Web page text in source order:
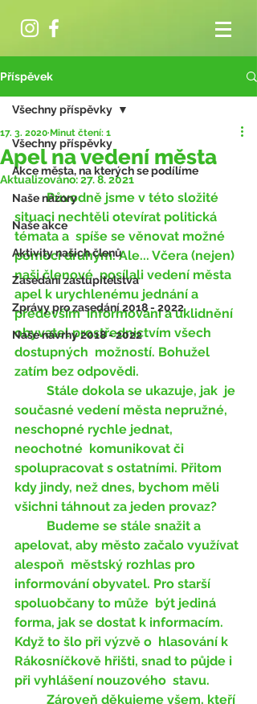
Příspěvek
Všechny příspěvky
Akce města, na kterých se podílíme
Naše názory
Naše akce
Aktivity našich členů
Zasedání zastupitelstva
Zprávy pro zasedání 2018 - 2022
Naše návrhy 2018 - 2022
Všechny příspěvky
Apel na vedení města
17. 3. 2020 Minut čtení: 1
Aktualizováno:27. 8. 2021
	Původně jsme v této složité
situaci nechtěli otevírat politická
témata a  spíše se věnovat možné
pomoci druhým. Ale... Včera (nejen)
naši členové  posílali vedení města
apel k urychlenému jednání a
především  informování a uklidnění
obyvatel prostřednictvím všech
dostupných  možností. Bohužel
zatím bez odpovědi.
současné vedení města nepružné,
neschopné rychle jednat,
neochotné  komunikovat či
spolupracovat s ostatními. Přitom
kdy jindy, než dnes, bychom měli
všichni táhnout za jeden provaz?
apelovat, aby město začalo využívat
alespoň  městský rozhlas pro
informování obyvatel. Pro starší
spoluobčany to může  být jediná
forma, jak se dostat k informacím.
Když to šlo při výzvě o  hlasování k
Rákosníčkově hřišti, snad to půjde i
při vyhlášení nouzového  stavu.